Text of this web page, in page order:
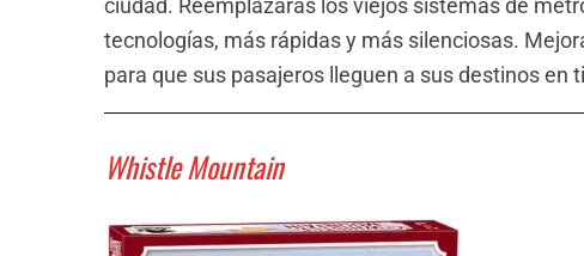
ciudad. Reemplazaras los viejos sistemas de
tecnologías, más rápidas y más silenciosas.
para que sus pasajeros lleguen a sus destinos en
Whistle Mountain